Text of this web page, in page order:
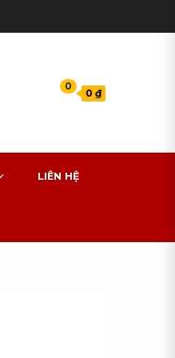
0
0 ₫
LIÊN HỆ